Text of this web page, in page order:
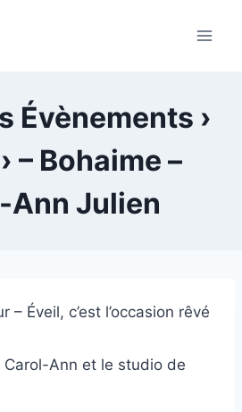
Évènements ›
– Bohaime –
Ann Julien
– Éveil, c’est l’occasion rêvé
Ann et le studio de